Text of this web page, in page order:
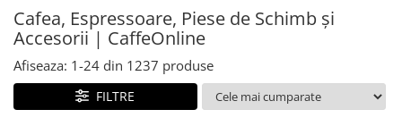
Capsule Cafea
Cafea Macinata
Cafea Instant
Cafea, Espressoare, Piese de Schimb și
Accesorii | CaffeOnline
Afiseaza: 1-24 din 1237 produse
FILTRE